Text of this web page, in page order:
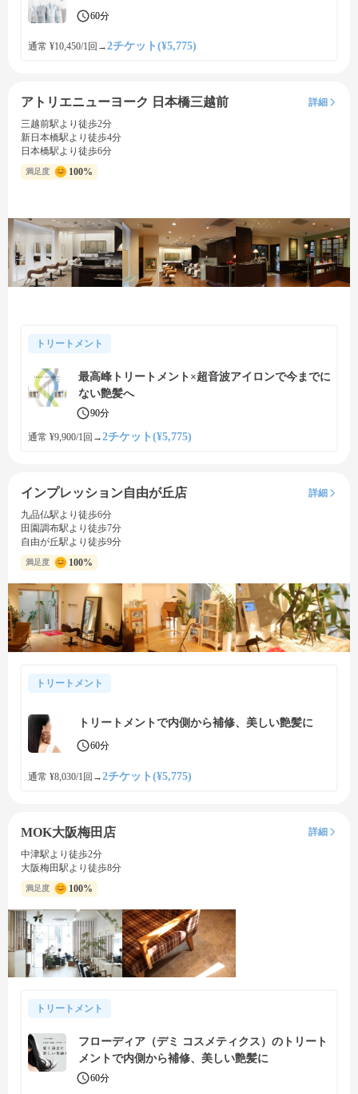
60分
通常 ¥10,450/1回 →2チケット(¥5,775)
アトリエニューヨーク 日本橋三越前
詳細
三越前駅より徒歩2分
新日本橋駅より徒歩4分
日本橋駅より徒歩6分
満足度 100%
トリートメント
最高峰トリートメント×超音波アイロンで今までに
ない艶髪へ
90分
通常 ¥9,900/1回 →2チケット(¥5,775)
インプレッション自由が丘店
詳細
九品仏駅より徒歩6分
田園調布駅より徒歩7分
自由が丘駅より徒歩9分
満足度 100%
トリートメント
トリートメントで内側から補修、美しい艶髪に
60分
通常 ¥8,030/1回 →2チケット(¥5,775)
MOK大阪梅田店
詳細
中津駅より徒歩2分
大阪梅田駅より徒歩8分
満足度 100%
トリートメント
フローディア（デミ コスメティクス）のトリート
メントで内側から補修、美しい艶髪に
60分